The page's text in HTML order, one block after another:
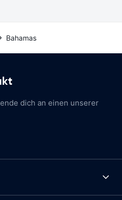
Bahamas
dich an einen unserer